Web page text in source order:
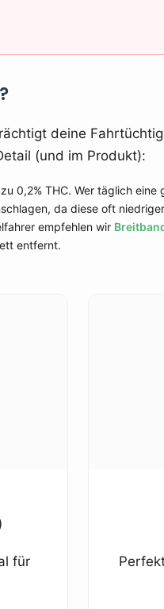
deine
(und im Produkt):
0,2% THC. Wer täglich
da diese oft
empfehlen wir
entfernt.
für